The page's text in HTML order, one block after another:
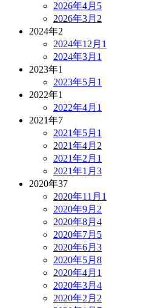
2026年4月 5
2026年3月 2
2024年2
2024年12月 1
2024年3月 1
2023年1
2023年5月 1
2022年1
2022年4月 1
2021年7
2021年5月 1
2021年4月 2
2021年2月 1
2021年1月 3
2020年37
2020年11月 1
2020年9月 2
2020年8月 4
2020年7月 5
2020年6月 3
2020年5月 8
2020年4月 1
2020年3月 4
2020年2月 2